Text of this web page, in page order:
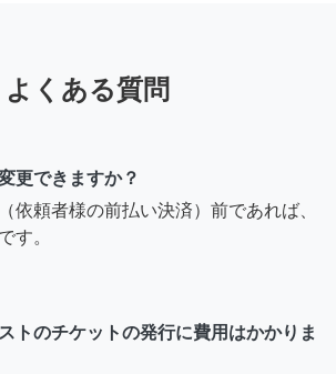
よくある質問
更できますか？
依頼者様の前払い決済）前であれば、
す。
トのチケットの発行に費用はかかりま